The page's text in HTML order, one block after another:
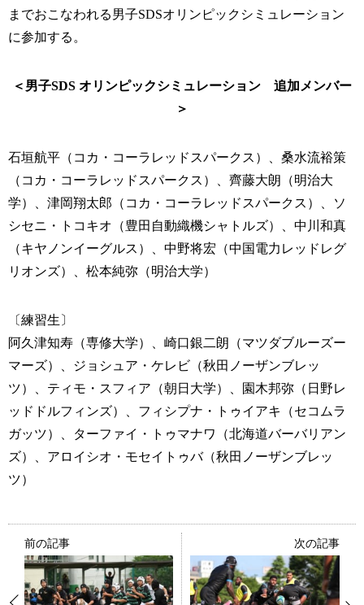
までおこなわれる男子SDSオリンピックシミュレーション
に参加する。
＜男子SDS オリンピックシミュレーション 追加メンバー
＞
石垣航平（コカ・コーラレッドスパークス）、桑水流裕策
（コカ・コーラレッドスパークス）、齊藤大朗（明治大
学）、津岡翔太郎（コカ・コーラレッドスパークス）、ソ
シセニ・トコキオ（豊田自動織機シャトルズ）、中川和真
（キヤノンイーグルス）、中野将宏（中国電力レッドレグ
リオンズ）、松本純弥（明治大学）
〔練習生〕
阿久津知寿（専修大学）、崎口銀二朗（マツダブルーズー
マーズ）、ジョシュア・ケレビ（秋田ノーザンブレッ
ツ）、ティモ・スフィア（朝日大学）、園木邦弥（日野レ
ッドドルフィンズ）、フィシプナ・トゥイアキ（セコムラ
ガッツ）、ターファイ・トゥマナワ（北海道バーバリアン
ズ）、アロイシオ・モセイトゥバ（秋田ノーザンブレッ
ツ）
前の記事 次の記事